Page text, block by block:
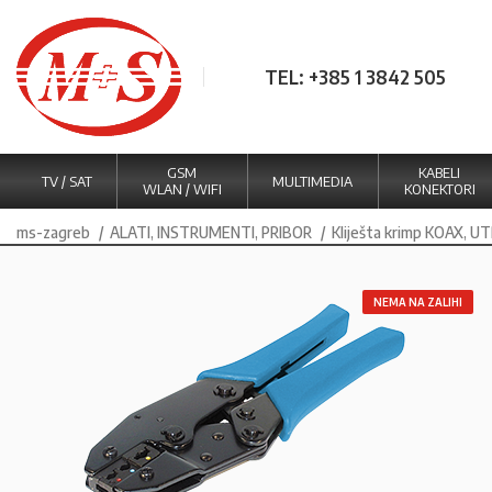
TEL: +385 1 3842 505
TV / SAT
GSM
WLAN / WIFI
MULTIMEDIA
KABELI
KONEKTORI
ms-zagreb ALATI, INSTRUMENTI, PRIBOR Kliješta krimp KOAX,
NEMA NA ZALIHI